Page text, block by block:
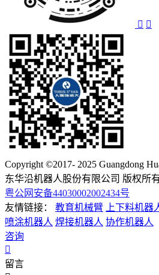
Copyright ©2017- 2025 Guangdong
东华沿机器人股份有限公司 版权所
粤公网安备44030002002434号
友情链接：
教育机械臂 上下料机器
喷涂机器人 焊接机器人 协作机器人
咨询
留言